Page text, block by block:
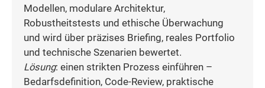
Modellen, modulare Architektur,
Robustheitstests und ethische Überwachung
und wird über präzises Briefing, reales Portfolio
und technische Szenarien bewertet.
Lösung: einen strikten Prozess einführen –
Bedarfsdefinition, Code-Review, praktische